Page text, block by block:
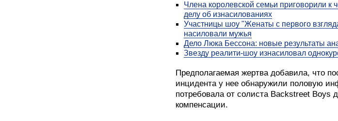
Члена королевской семьи приговорили к
делу об изнасилованиях
Участницы шоу "Женаты с первого
насиловали мужья
Дело Люка Бессона: новые результаты
Звезду реалити-шоу изнасиловал
Предполагаемая жертва добавила, что
инцидента у нее обнаружили половую
потребовала от солиста Backstreet Boys
компенсации.